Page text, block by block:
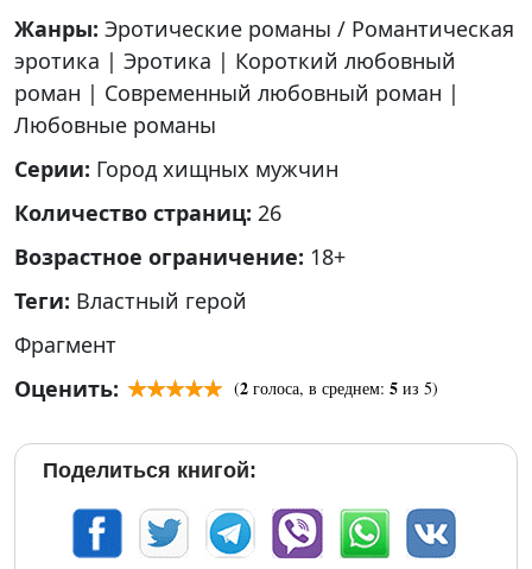
Жанры: Эротические романы / Романтическая
эротика | Эротика | Короткий любовный
роман | Современный любовный роман |
Любовные романы
Серии: Город хищных мужчин
Количество страниц: 26
Возрастное ограничение: 18+
Теги: Властный герой
Фрагмент
Оценить:
(2 голоса, в среднем: 5 из 5)
Поделиться книгой: